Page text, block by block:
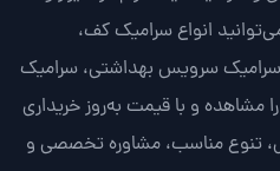
آسان، برای خانه‌هایی با
است. قرنیز سرامیکی یزد به
گزینه‌های موجود در بازار
انواع سرامیک کف،
سرامیک سرویس بهداشتی، سرامیک
مشاهده و با قیمت به‌روز خریداری
تنوع مناسب، مشاوره تخصصی و